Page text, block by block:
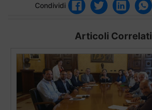
Condividi
Articoli Correlati